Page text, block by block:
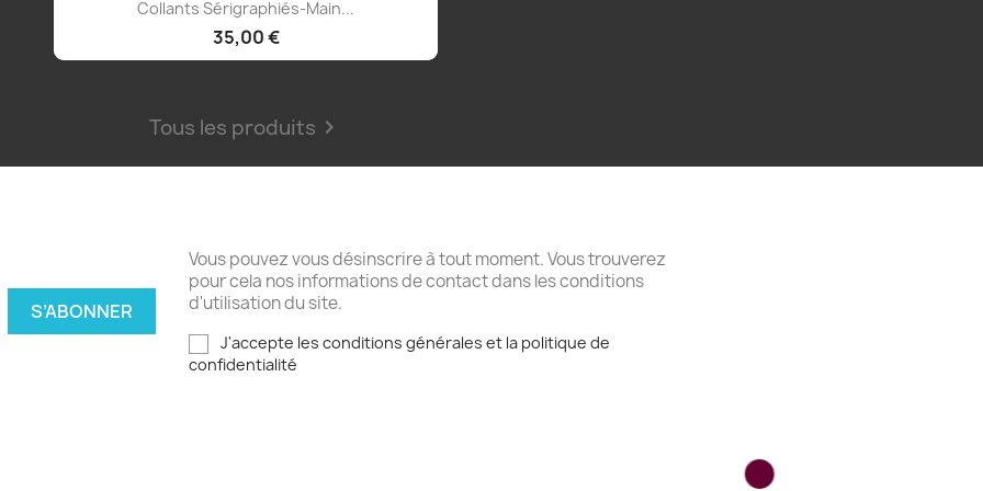
Collants Sérigraphiés-Main...
35,00 €
Tous les produits 
Vous pouvez vous désinscrire à tout moment. Vous trouverez
pour cela nos informations de contact dans les conditions
d'utilisation du site.
J'accepte les conditions générales et la politique de
confidentialité